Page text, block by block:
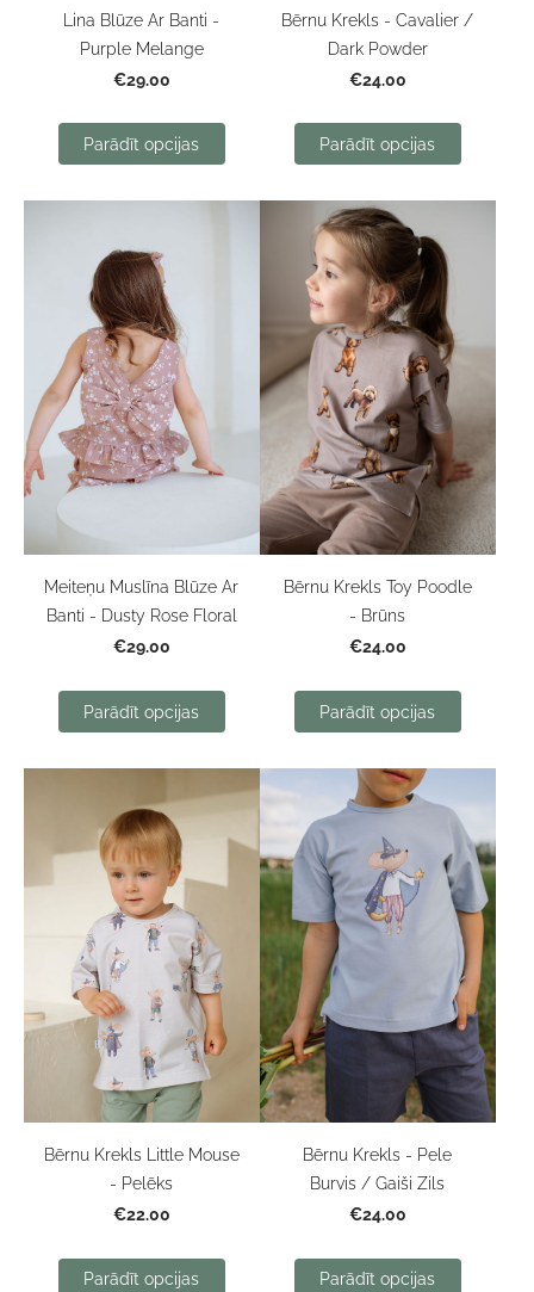
Lina Blūze Ar Banti -
Purple Melange
€29.00
Parādīt opcijas
Bērnu Krekls - Cavalier /
Dark Powder
€24.00
Parādīt opcijas
Meiteņu Muslīna Blūze Ar
Banti - Dusty Rose Floral
€29.00
Parādīt opcijas
Bērnu Krekls Toy Poodle
- Brūns
€24.00
Parādīt opcijas
Bērnu Krekls Little Mouse
- Pelēks
€22.00
Parādīt opcijas
Bērnu Krekls - Pele
Burvis / Gaiši Zils
€24.00
Parādīt opcijas